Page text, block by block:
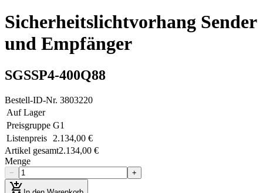
Sicherheitslichtvorhang Sender
und Empfänger
SGSSP4-400Q88
Bestell-ID-Nr. 3803220
Auf Lager
Preisgruppe G1
Listenpreis
2.134,00 €
Artikel gesamt2.134,00 €
Menge
− +
add_shopping_cart